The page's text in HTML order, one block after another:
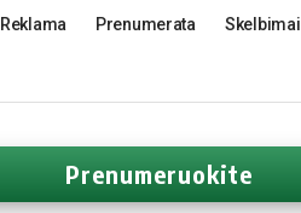
Reklama Prenumerata Skelbimai
Prenumeruokite